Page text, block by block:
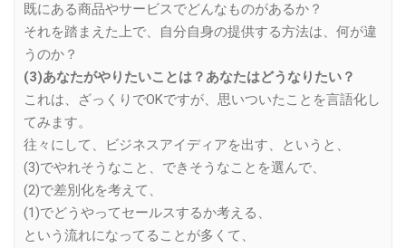
既にある商品やサービスでどんなものがあるか？
それを踏まえた上で、自分自身の提供する方法は、何が違
うのか？
(3)あなたがやりたいことは？あなたはどうなりたい？
これは、ざっくりでOKですが、思いついたことを言語化し
てみます。
往々にして、ビジネスアイディアを出す、というと、
(3)でやれそうなこと、できそうなことを選んで、
(2)で差別化を考えて、
(1)でどうやってセールスするか考える、
という流れになってることが多くて、